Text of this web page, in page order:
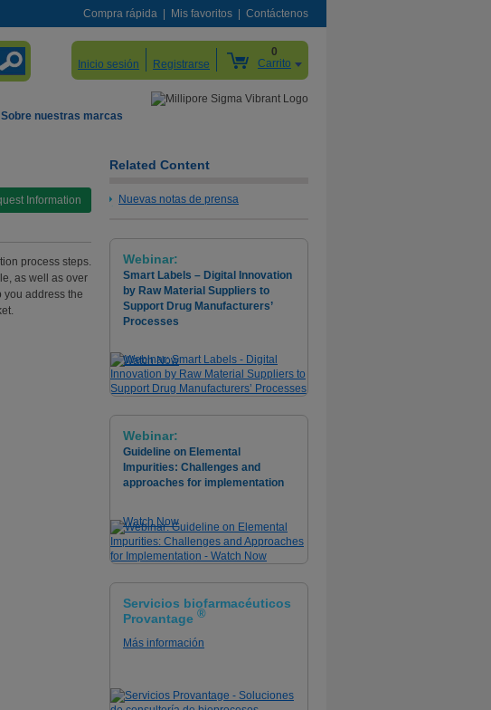
Compra rápida Mis favoritos Contáctenos
Inicio sesión Registrarse
0
Carrito
Sobre nuestras marcas
Information
process steps.
as well as over
you address the
Related Content
Nuevas notas de prensa
Webinar:
Smart Labels – Digital Innovation
by Raw Material Suppliers to
Support Drug Manufacturers’
Processes
Watch Now
Webinar:
Guideline on Elemental
Impurities: Challenges and
approaches for implementation
Watch Now
Servicios biofarmacéuticos
Provantage ®
Más información